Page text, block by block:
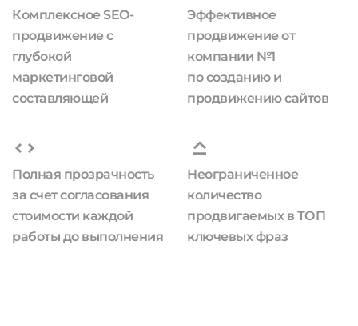
Комплексное SEO-
продвижение с
глубокой
маркетинговой
составляющей
Эффективное
продвижение от
компании №1
по созданию и
продвижению сайтов
Полная прозрачность
за счет согласования
стоимости каждой
работы до выполнения
Неограниченное
количество
продвигаемых в ТОП
ключевых фраз